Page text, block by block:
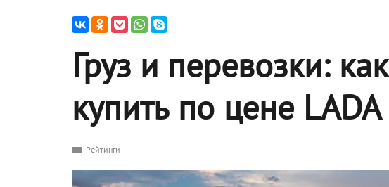
Груз и перевозки:
купить по цене
Рейтинги